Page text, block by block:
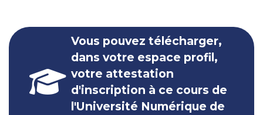
Vous pouvez télécharger,
dans votre espace profil,
votre attestation
d'inscription à ce cours de
l'Université Numérique de